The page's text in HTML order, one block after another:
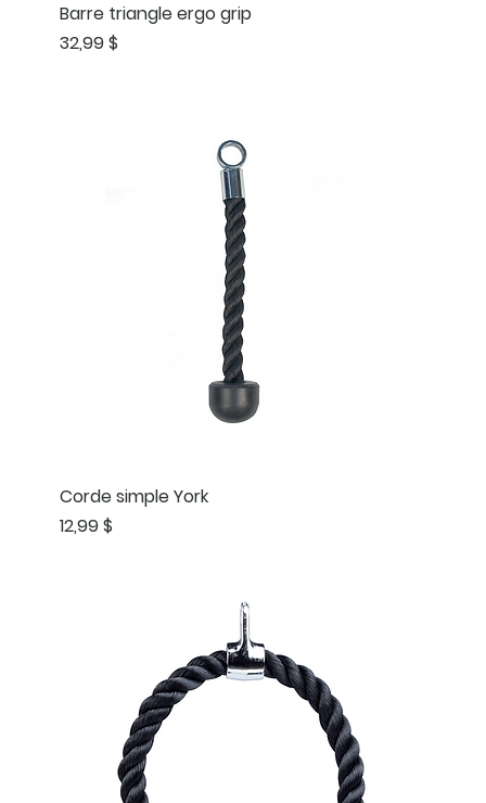
Barre triangle ergo grip
Prix
32,99 $
Corde simple York
Prix
12,99 $